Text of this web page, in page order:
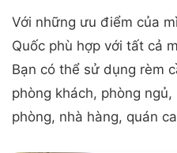
Với những ưu điểm của
Quốc phù hợp với tất cả
Bạn có thể sử dụng rèm
phòng khách, phòng
phòng, nhà hàng, quán